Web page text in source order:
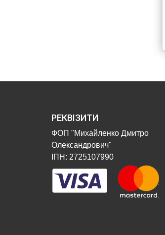
РЕКВІЗИТИ
ФОП "Михайленко Дмитро
Олександрович"
ІПН: 2725107990